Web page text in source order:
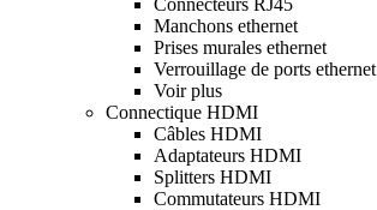
Connecteurs RJ45
Manchons ethernet
Prises murales ethernet
Verrouillage de ports ethernet
Voir plus
Connectique HDMI
Câbles HDMI
Adaptateurs HDMI
Splitters HDMI
Commutateurs HDMI